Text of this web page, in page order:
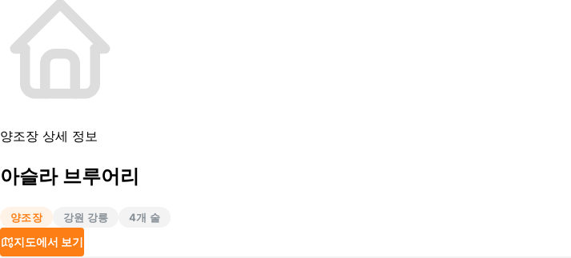
양조장 상세 정보
아슬라 브루어리
양조장 강원 강릉 4개 술
지도에서 보기